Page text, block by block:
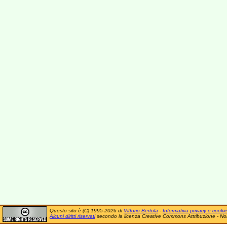
Questo sito è (C) 1995-2026 di Vittorio Bertola - Informativa privacy e cookie
Alcuni diritti riservatisecondo la licenza Creative Commons Attribuzione -